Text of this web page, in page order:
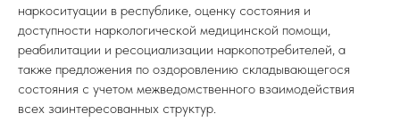
наркоситуации в республике, оценку состояния и
доступности наркологической медицинской помощи,
реабилитации и ресоциализации наркопотребителей, а
также предложения по оздоровлению складывающегося
состояния с учетом межведомственного взаимодействия
всех заинтересованных структур.